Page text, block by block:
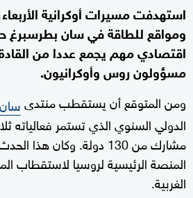
استهدفت مسيرات أوكرانية
ومواقع للطاقة في سان بطرسبرغ
اقتصادي مهم يجمع عددا من
مسؤولون روس وأوكرانيون.
ومن المتوقع أن يستقطب منتدى
مشارك من 130 دولة. وكان
المنصة الرئيسية لروسيا لاستقطاب
الغربية.